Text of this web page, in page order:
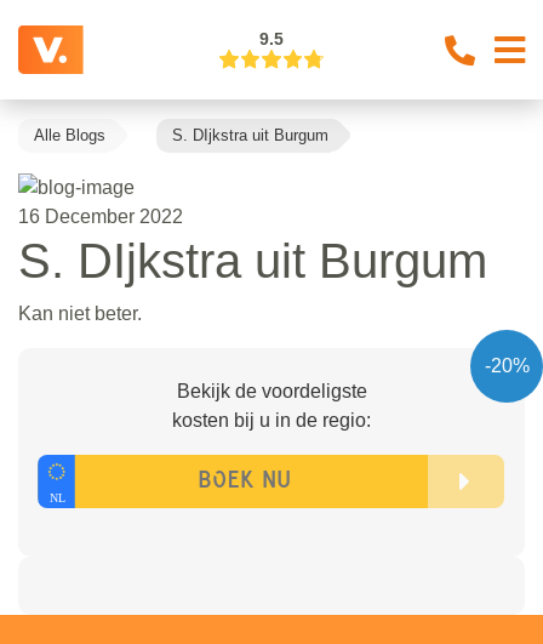
9.5
Alle Blogs S. DIjkstra uit Burgum
16 December 2022
S. DIjkstra uit Burgum
Kan niet beter.
-20%
Bekijk de voordeligste
kosten bij u in de regio: